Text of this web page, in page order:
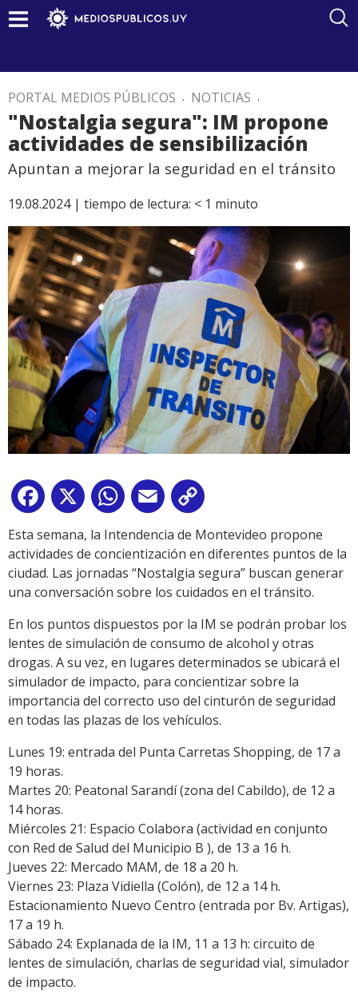
PORTAL MEDIOS PÚBLICOS . NOTICIAS .
"Nostalgia segura": IM propone
actividades de sensibilización
Apuntan a mejorar la seguridad en el tránsito
19.08.2024 | tiempo de lectura: < 1 minuto
Facebook
X WhatsApp
Email
Link
Esta semana, la Intendencia de Montevideo propone
actividades de concientización en diferentes puntos de la
ciudad. Las jornadas “Nostalgia segura” buscan generar
una conversación sobre los cuidados en el tránsito.
En los puntos dispuestos por la IM se podrán probar los
lentes de simulación de consumo de alcohol y otras
drogas. A su vez, en lugares determinados se ubicará el
simulador de impacto, para concientizar sobre la
importancia del correcto uso del cinturón de seguridad
en todas las plazas de los vehículos.
Lunes 19: entrada del Punta Carretas Shopping, de 17 a
19 horas.
Martes 20: Peatonal Sarandí (zona del Cabildo), de 12 a
14 horas.
Miércoles 21: Espacio Colabora (actividad en conjunto
con Red de Salud del Municipio B ), de 13 a 16 h.
Jueves 22: Mercado MAM, de 18 a 20 h.
Viernes 23: Plaza Vidiella (Colón), de 12 a 14 h.
Estacionamiento Nuevo Centro (entrada por Bv. Artigas),
17 a 19 h.
Sábado 24: Explanada de la IM, 11 a 13 h: circuito de
lentes de simulación, charlas de seguridad vial, simulador
de impacto.